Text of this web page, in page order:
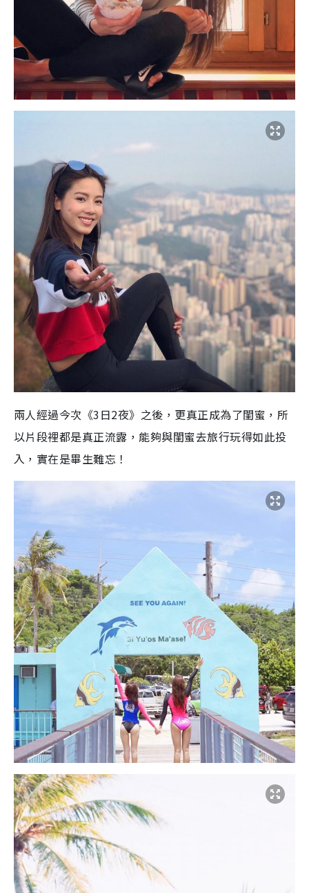
兩人經過今次《3日2夜》之後，更真正成為了閨蜜，所
以片段裡都是真正流露，能夠與閨蜜去旅行玩得如此投
入，實在是畢生難忘！